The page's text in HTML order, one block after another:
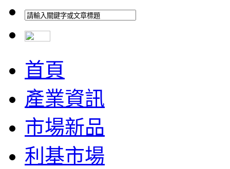
首頁
產業資訊
市場新品
利基市場